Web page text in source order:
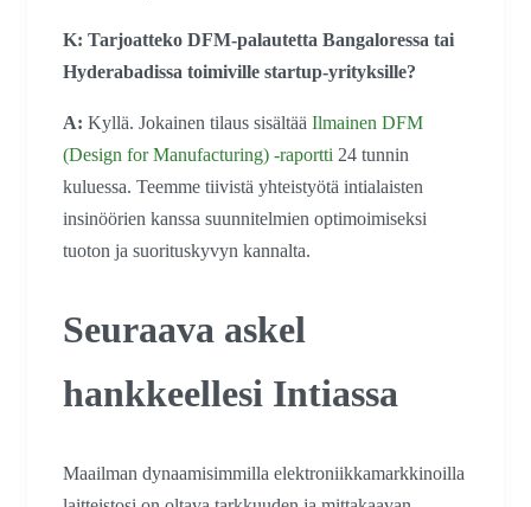
K: Tarjoatteko DFM-palautetta Bangaloressa tai
Hyderabadissa toimiville startup-yrityksille?
A: Kyllä. Jokainen tilaus sisältää Ilmainen DFM
(Design for Manufacturing) -raportti 24 tunnin
kuluessa. Teemme tiivistä yhteistyötä intialaisten
insinöörien kanssa suunnitelmien optimoimiseksi
tuoton ja suorituskyvyn kannalta.
Seuraava askel
hankkeellesi Intiassa
Maailman dynaamisimmilla elektroniikkamarkkinoilla